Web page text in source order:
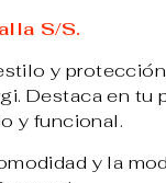
S/S.
y
Destaca en tu
y funcional.
y la